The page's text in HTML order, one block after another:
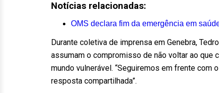
Notícias relacionadas:
OMS declara fim da emergência em
Durante coletiva de imprensa em Genebra,
assumam o compromisso de não voltar ao que
mundo vulnerável. “Seguiremos em frente com
resposta compartilhada”.